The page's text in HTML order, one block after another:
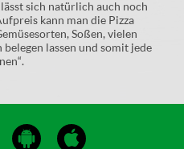
sich natürlich auch noch
kann man die Pizza
Soßen, vielen
lassen und somit jede